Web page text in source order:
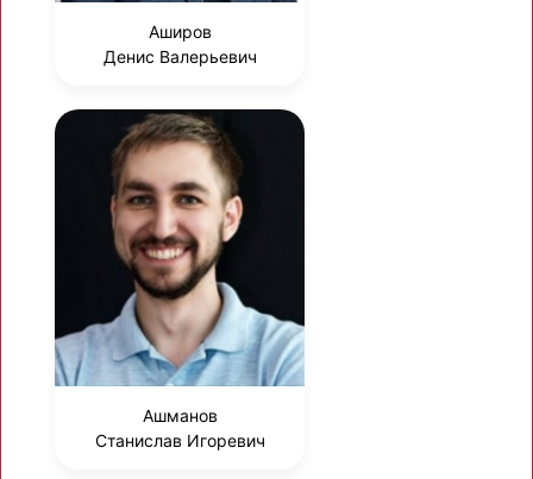
Аширов
Денис Валерьевич
Ашманов
Станислав Игоревич